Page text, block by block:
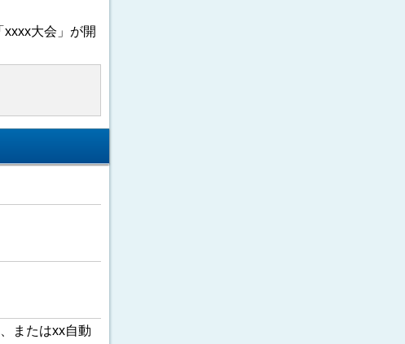
大会」が開
またはxx自動